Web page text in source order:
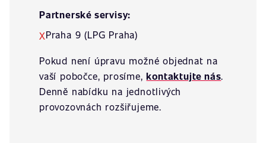
Partnerské servisy:
XPraha 9 (LPG Praha)
Pokud není úpravu možné objednat na
vaší pobočce, prosíme,kontaktujte nás.
Denně nabídku na jednotlivých
provozovnách rozšiřujeme.